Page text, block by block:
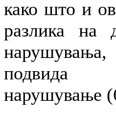
како што и
разлика на
нарушување